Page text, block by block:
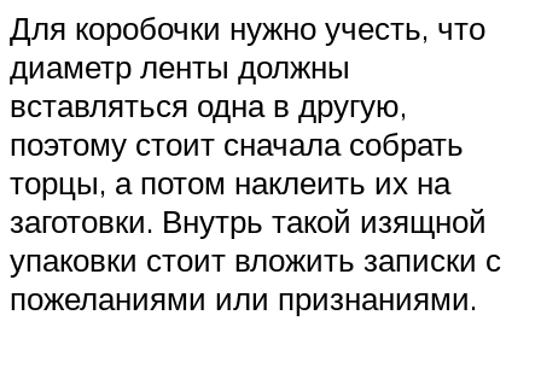
Для коробочки нужно учесть, что
диаметр ленты должны
вставляться одна в другую,
поэтому стоит сначала собрать
торцы, а потом наклеить их на
заготовки. Внутрь такой изящной
упаковки стоит вложить записки с
пожеланиями или признаниями.